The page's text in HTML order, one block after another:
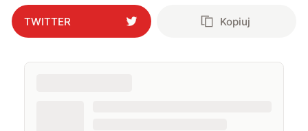
TWITTER Kopiuj